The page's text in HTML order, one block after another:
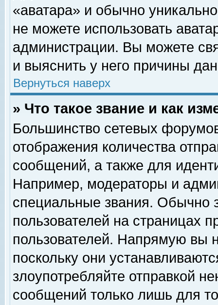
«аватара» и обычно
не можете использовать
администрации. Вы можете
и выяснить у него причины
Вернуться наверх
» Что такое звание и как
Большинство сетевых
отображения количества
сообщений, а также для
Например, модераторы и
специальные звания. Обычно
пользователей на страницах
пользователей. Напрямую вы
поскольку они
злоупотребляйте отправкой
сообщений только лишь для